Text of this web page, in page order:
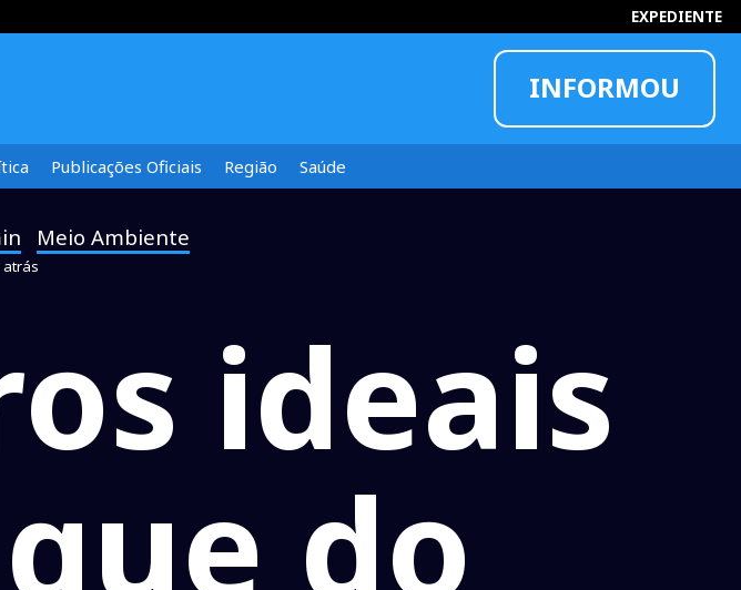
EXPEDIENTE
INFORMOU
Publicações Oficiais Região Saúde
Meio Ambiente
atrás
ideais
do